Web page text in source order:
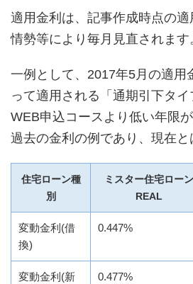
適用金利は、記事作成時点の適
情勢等により毎月見直されます
一例として、2017年5月の適用
って適用される「通期引下タ
WEB申込コースより低い年限
過去の金利の例であり、現在と
住宅ローン種
別
ミスター住宅ローン
REAL
変動金利(借
換)
0.447%
変動金利(新
0.477%